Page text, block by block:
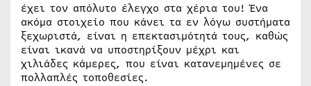
έχει τον απόλυτο έλεγχο στα χέρια του! Ένα
ακόμα στοιχείο που κάνει τα εν λόγω συστήματα
ξεχωριστά, είναι η επεκτασιμότητά τους, καθώς
είναι ικανά να υποστηρίξουν μέχρι και
χιλιάδες κάμερες, που είναι κατανεμημένες σε
πολλαπλές τοποθεσίες.